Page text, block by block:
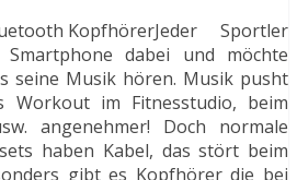
Jeder Sportler
dabei und möchte
seine Musik hören. Musik pusht
Workout im Fitnesstudio, beim
angenehmer! Doch normale
haben Kabel, das stört beim
gibt es Kopfhörer die bei